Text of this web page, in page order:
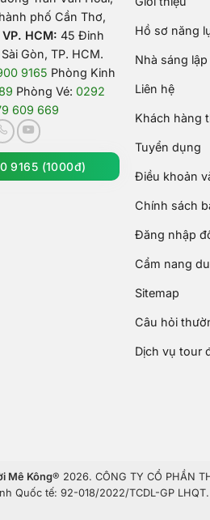
phố Cần Thơ,
VP. HCM: 45 Đinh
Gòn, TP. HCM.
9165 Phòng Kinh
Phòng Vé: 0292
609 669
9165 (1000đ)
Hồ sơ năng
Nhà sáng lập
Liên hệ
Khách hàng
Tuyển dụng
Điều khoản
Chính sách
Đăng nhập
Cẩm nang
Sitemap
Câu hỏi
Dịch vụ tour
Mê Kông® 2026. CÔNG TY CỔ PHẦN
Quốc tế: 92-018/2022/TCDL-GP